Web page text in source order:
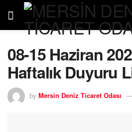
08-15 Haziran
Haftalık Duyuru
by Mersin Deniz Ticaret Odası